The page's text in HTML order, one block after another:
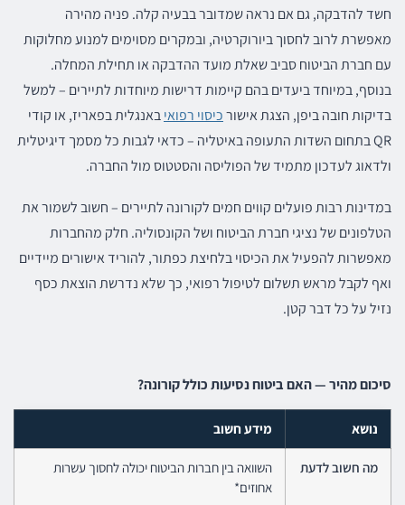
חשד להדבקה, גם אם נראה שמדובר בבעיה קלה. פניה מהירה
מאפשרת לרוב לחסוך ביורוקרטיה, ובמקרים מסוימים למנוע מחלוקות
עם חברת הביטוח סביב שאלת מועד ההדבקה או תחילת המחלה.
בנוסף, במיוחד ביעדים בהם קיימות דרישות מיוחדות לתיירים – למשל
בדיקות חובה ביפן, הצגת אישורכיסוי רפואיבאנגלית בפאריז, או קודי
QR בתחום השדות התעופה באיטליה – כדאי לגבות כל מסמך דיגיטלית
ולדאוג לעדכון מתמיד של הפוליסה והסטטוס מול החברה.
במדינות רבות פועלים קווים חמים לקורונה לתיירים – חשוב לשמור את
הטלפונים של נציגי חברת הביטוח ושל הקונסוליה. חלק מהחברות
מאפשרות להפעיל את הכיסוי בלחיצת כפתור, להוריד אישורים מיידיים
ואף לקבל מראש תשלום לטיפול רפואי, כך שלא נדרשת הוצאת כסף
נזיל על כל דבר קטן.
סיכום מהיר — האם ביטוח נסיעות כולל קורונה?
נושא מידע חשוב
מה חשוב לדעת
השוואה בין חברות הביטוח יכולה לחסוך עשרות
אחוזים*